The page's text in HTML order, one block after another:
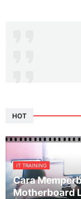
HOT
IT TRAINING
Cara
Motherboard